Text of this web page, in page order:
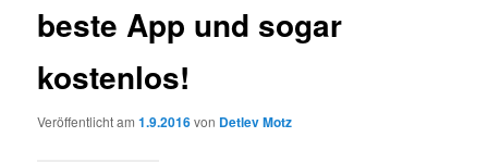
beste App und sogar
kostenlos!
Veröffentlicht am1.9.2016von Detlev Motz